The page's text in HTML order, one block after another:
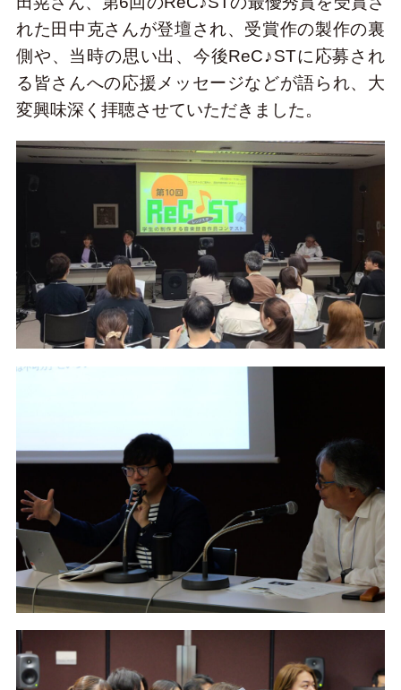
れた田中克さんが登壇され、受賞作の製作の裏
側や、当時の思い出、今後ReC♪STに応募され
る皆さんへの応援メッセージなどが語られ、大
変興味深く拝聴させていただきました。